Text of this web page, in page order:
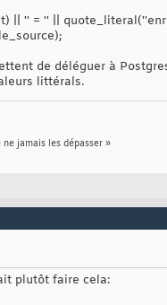
|| '' = '' ||
de déléguer à
littérals.
jamais les dépasser »
plutôt faire cela: